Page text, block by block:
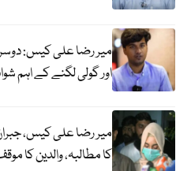
میر رضا علی کیس:
اور گولی لگنے کے اہم
میر رضا علی کیس،
کا مطالبہ، والدین کا